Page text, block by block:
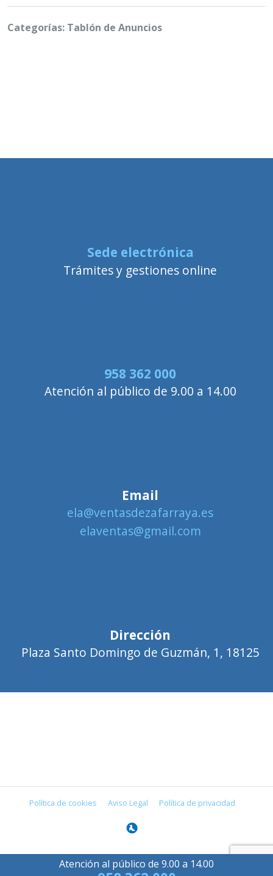
Atención al público de 9.00 a 14.00
Categorías: Tablón de Anuncios
Sede electrónica
Trámites y gestiones online
958 362 000
Atención al público de 9.00 a 14.00
Email
ela@ventasdezafarraya.es
elaventas@gmail.com
Dirección
Plaza Santo Domingo de Guzmán, 1, 18125
Política de cookies Aviso Legal Política de privacidad